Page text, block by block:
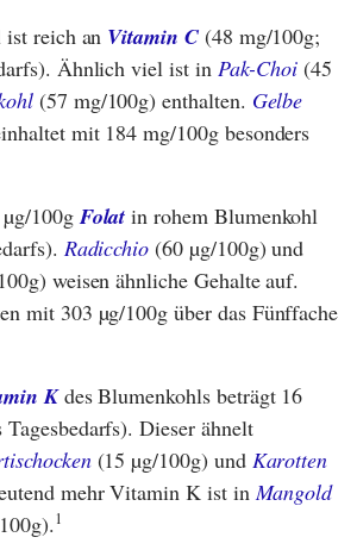
reich an Vitamin C(48 mg/100g;
Ähnlich viel ist in Pak-Choi (45
(57 mg/100g) enthalten. Gelbe
mit 184 mg/100g besonders
100gFolat in rohem Blumenkohl
Radicchio (60 µg/100g) und
weisen ähnliche Gehalte auf.
mit 303 µg/100g über das Fünffache
Kdes Blumenkohls beträgt 16
Dieser ähnelt
(15 µg/100g) und Karotten
mehr Vitamin K ist in Mangold
1